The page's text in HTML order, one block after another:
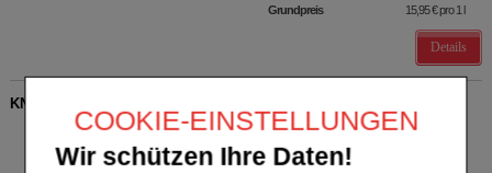
COOKIE-EINSTELLUNGEN
Wir schützen Ihre Daten!
Grundpreis
15,95 €pro 1 l
Details
KNEIPP Aroma-Pflegedusche Sommer FLIRT
Kneipp GmbH
19107344
200ml Duschgel
UVP
Unser Preis*